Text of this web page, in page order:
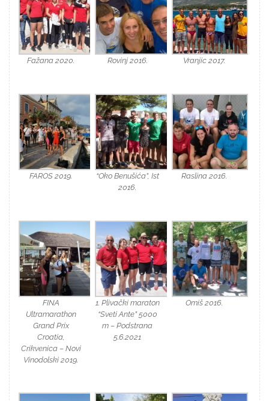
Fažana 2020. Rovinj 2016. Vranjic 2017.
FAROS 2019.
“Oko Benušića”, Ist
2016.
Raslina 2016.
FINA
Ultramarathon
Grand Prix
Croatia,
Crikvenica – Novi
Vinodolski 2019.
1. Plivački maraton
“Sveti Ante” 5000
m – Podstrana
5.6.2021
Omiš 2016.